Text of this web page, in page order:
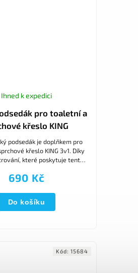
pro toaletní a
křeslo KING
Ihned k expedici
690 Kč
Do košíku
podsedák je doplňkem pro
křeslo KING 3v1. Díky
které poskytuje tento
ty, kteří...
Kód: 15684